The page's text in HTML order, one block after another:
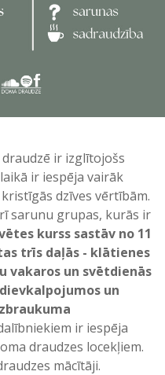
ir izglītojošs
ir iespēja vairāk
dzīves vērtībām.
sarunu grupas, kurās ir
kurss sastāv no 11
trīs daļās - klātienes
vakaros un svētdienās
un
ir iespēja
draudzes locekļiem.
mācītāji.